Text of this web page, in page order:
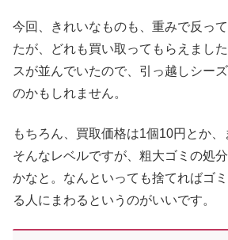
今回、きれいなものも、重みで反っ
たが、どれも買い取ってもらえまし
スが並んでいたので、引っ越しシー
のかもしれません。
もちろん、買取価格は1個10円とか
そんなレベルですが、粗大ゴミの処
かなと。なんといっても捨てればゴ
る人にまわるというのがいいです。